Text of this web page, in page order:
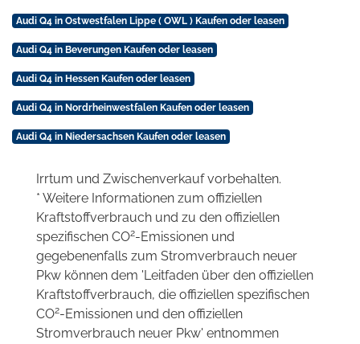
Audi Q4 in Ostwestfalen Lippe ( OWL ) Kaufen oder leasen
Audi Q4 in Beverungen Kaufen oder leasen
Audi Q4 in Hessen Kaufen oder leasen
Audi Q4 in Nordrheinwestfalen Kaufen oder leasen
Audi Q4 in Niedersachsen Kaufen oder leasen
Irrtum und Zwischenverkauf vorbehalten.
* Weitere Informationen zum offiziellen
Kraftstoffverbrauch und zu den offiziellen
spezifischen CO2-Emissionen und
gegebenenfalls zum Stromverbrauch neuer
Pkw können dem 'Leitfaden über den offiziellen
Kraftstoffverbrauch, die offiziellen spezifischen
CO2-Emissionen und den offiziellen
Stromverbrauch neuer Pkw' entnommen